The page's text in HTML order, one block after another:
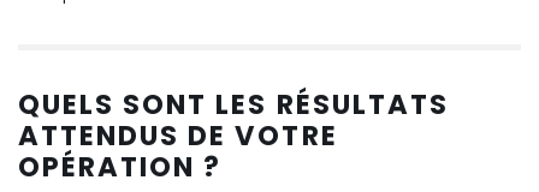
QUELS SONT LES RÉSULTATS
ATTENDUS DE VOTRE
OPÉRATION ?